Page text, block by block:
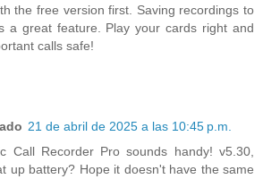
the free version first. Saving recordings to
a great feature. Play your cards right and
calls safe!
21 de abril de 2025 a las 10:45 p.m.
Call Recorder Pro sounds handy! v5.30,
up battery? Hope it doesn't have the same